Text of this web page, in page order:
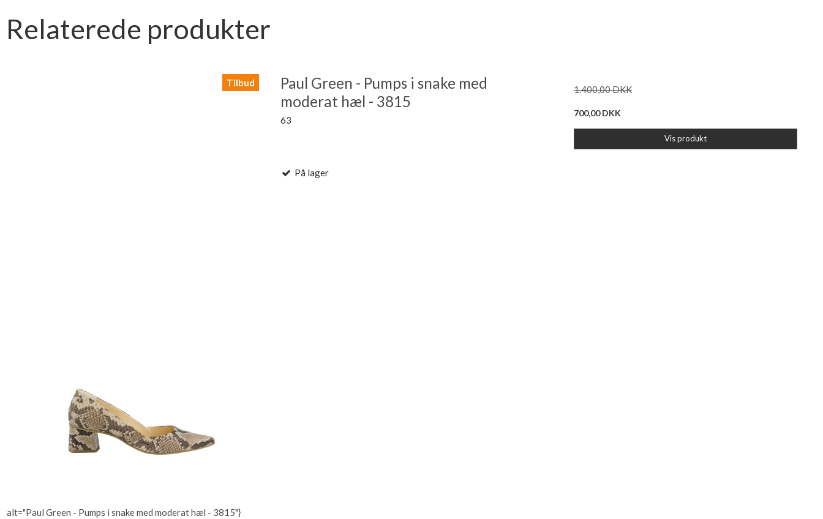
Relaterede produkter
Tilbud
alt="Paul Green - Pumps i snake med moderat hæl - 3815"}
Paul Green - Pumps i snake med
moderat hæl - 3815
63
På lager
1.400,00 DKK
700,00 DKK
Vis produkt